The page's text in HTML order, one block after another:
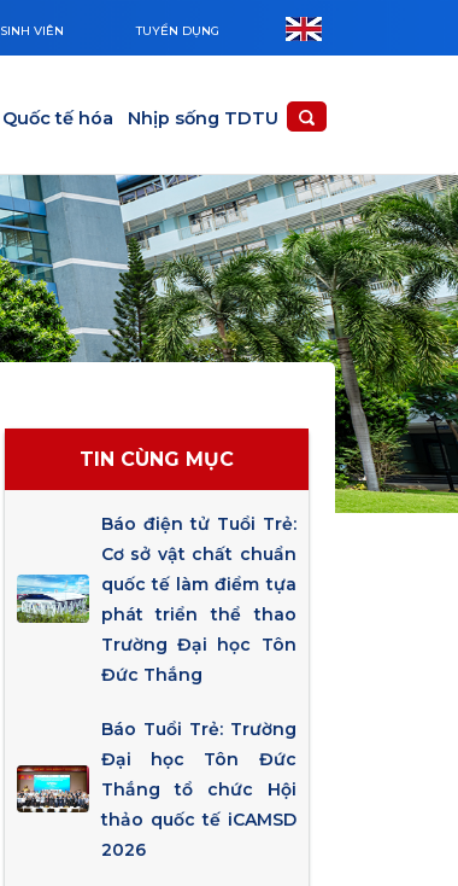
SINH VIÊN TUYỂN DỤNG
Quốc tế hóa Nhịp sống TDTU
TIN CÙNG MỤC
Báo điện tử Tuổi Trẻ:
Cơ sở vật chất chuẩn
quốc tế làm điểm tựa
phát triển thể thao
Trường Đại học Tôn
Đức Thắng
Báo Tuổi Trẻ: Trường
Đại học Tôn Đức
Thắng tổ chức Hội
thảo quốc tế iCAMSD
2026